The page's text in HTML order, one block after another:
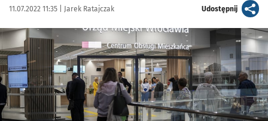
Data publikacji:
11.07.2022 11:35 | Autor:
Jarek Ratajczak Udostępnijartykuł
Kliknij, aby zobaczyć galerię
Kliknij, aby powiększyć